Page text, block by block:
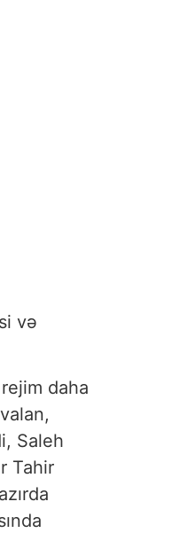
və
daha
Saleh
Tahir